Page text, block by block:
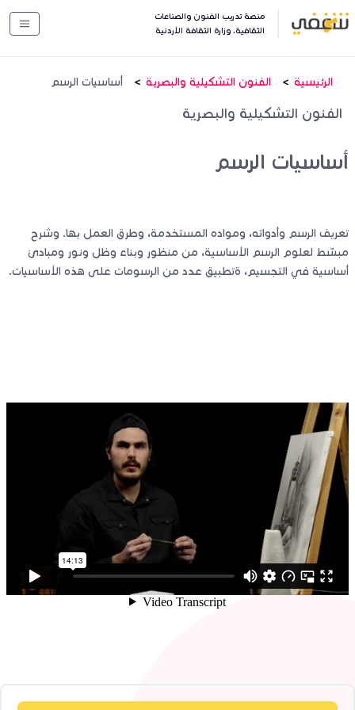
منصة تدريب الفنون والصناعات
الثقافية. وزارة الثقافة الأردنية
الرئيسية الفنون التشكيلية والبصرية أساسيات الرسم
الفنون التشكيلية والبصرية
أساسيات الرسم
تعريف الرسم وأدواته، ومواده المستخدمة، وطرق العمل بها. وشرح
مبسّط لعلوم الرسم الأساسية، من منظور وبناء وظل ونور ومبادئ
أساسية في التجسيم، ةتطبيق عدد من الرسومات على هذه الأساسيات.